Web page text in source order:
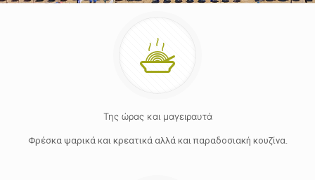
Της ώρας και μαγειραυτά
Φρέσκα ψαρικά και κρεατικά αλλά και παραδοσιακή κουζίνα.